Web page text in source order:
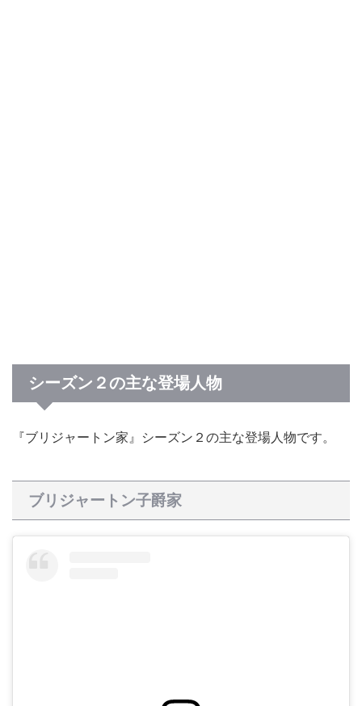
シーズン２の主な登場人物
『ブリジャートン家』シーズン２の主な登場人物です。
ブリジャートン子爵家